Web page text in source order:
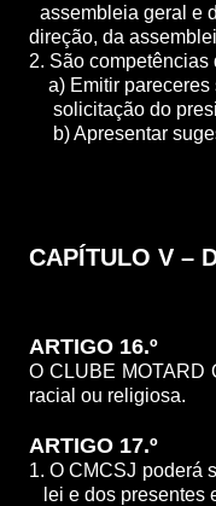
assembleia geral
direção, da
2. São
a) Emitir
solicitação do
b) Apresentar
CAPÍTULO V –
ARTIGO 16.º
O CLUBE MOTARD
racial ou religiosa.
ARTIGO 17.º
1. O CMCSJ poderá
lei e dos presentes